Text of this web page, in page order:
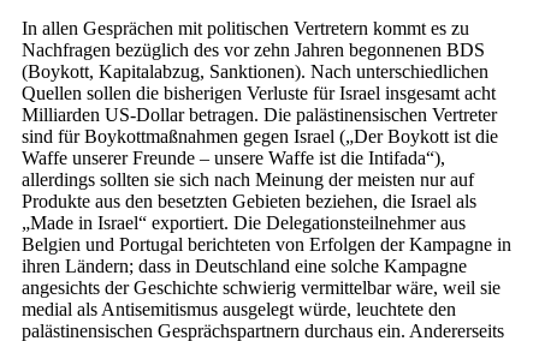
In allen Gesprächen mit politischen Vertretern kommt es zu
Nachfragen bezüglich des vor zehn Jahren begonnenen BDS
(Boykott, Kapitalabzug, Sanktionen). Nach unterschiedlichen
Quellen sollen die bisherigen Verluste für Israel insgesamt acht
Milliarden US-Dollar betragen. Die palästinensischen Vertreter
sind für Boykottmaßnahmen gegen Israel („Der Boykott ist die
Waffe unserer Freunde – unsere Waffe ist die Intifada“),
allerdings sollten sie sich nach Meinung der meisten nur auf
Produkte aus den besetzten Gebieten beziehen, die Israel als
„Made in Israel“ exportiert. Die Delegationsteilnehmer aus
Belgien und Portugal berichteten von Erfolgen der Kampagne in
ihren Ländern; dass in Deutschland eine solche Kampagne
angesichts der Geschichte schwierig vermittelbar wäre, weil sie
medial als Antisemitismus ausgelegt würde, leuchtete den
palästinensischen Gesprächspartnern durchaus ein. Andererseits